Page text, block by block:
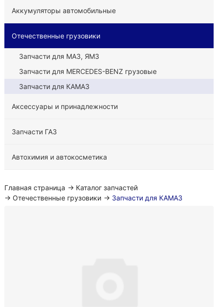
Аккумуляторы автомобильные
Отечественные грузовики
Запчасти для МАЗ, ЯМЗ
Запчасти для MERCEDES-BENZ грузовые
Запчасти для КАМАЗ
Аксессуары и принадлежности
Запчасти ГАЗ
Автохимия и автокосметика
Главная страница → Каталог запчастей
→ Отечественные грузовики → Запчасти для КАМАЗ